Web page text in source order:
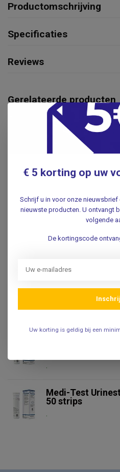
Productomschrijving
Specificaties
Reviews
Gerelateerde producten
ROCHE
Roche Combur 9
urineteststrips
bepaling van 9
urineparameters
MACHEREY-NAGEL
Macherey-Nagel
Urinestrips
Roche Combur 7
urineparameters
MACHEREY-NAGEL
.
Medi-Test
50 strips
.
€ 5 korting op uw
Schrijf u in voor onze
nieuwste producten. U ontvangt
volgende
De kortingscode
Uw korting is geldig bij een